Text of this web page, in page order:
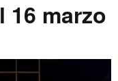
16 marzo